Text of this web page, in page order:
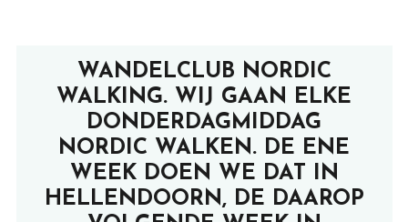
WANDELCLUB NORDIC
WALKING. WIJ GAAN ELKE
DONDERDAGMIDDAG
NORDIC WALKEN. DE ENE
WEEK DOEN WE DAT IN
HELLENDOORN, DE DAAROP